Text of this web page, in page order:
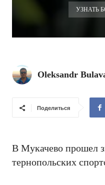
УЗНАТЬ
Oleksandr
Поделиться
В Мукачево прошел
тернопольских